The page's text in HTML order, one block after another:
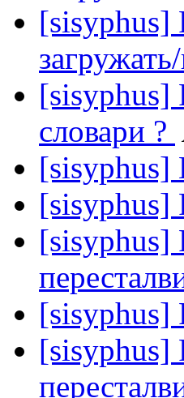
[sisyphus]
[sisyphus]
словари ?
[sisyphus]
[sisyphus]
[sisyphus]
[sisyphus]
[sisyphus]